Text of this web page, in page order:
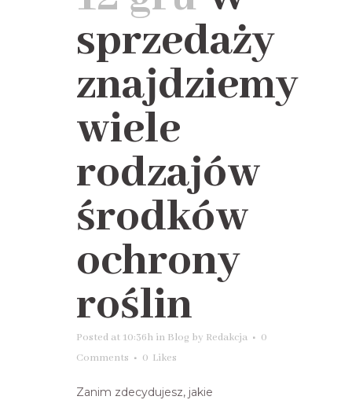
sprzedaży
znajdziemy
wiele
rodzajów
środków
ochrony
roślin
Posted at 10:36h in Blog by Redakcja
0
Comments
0 Likes
Zanim zdecydujesz, jakie